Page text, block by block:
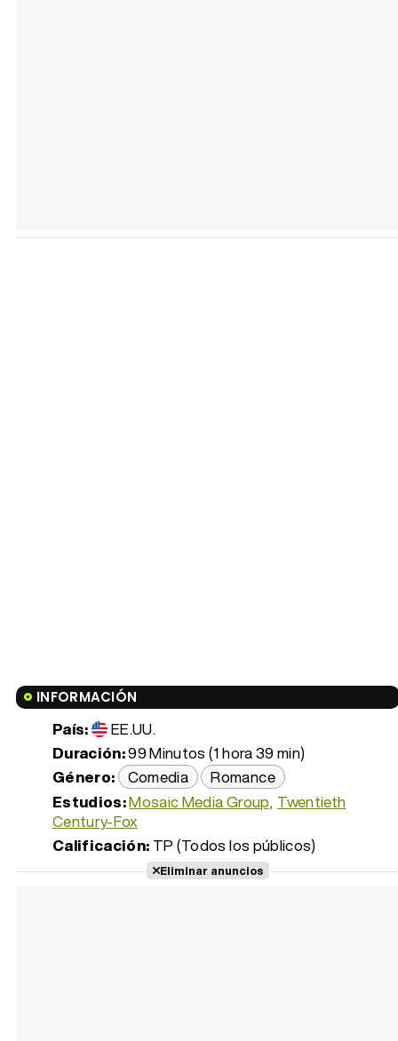
INFORMACIÓN
País:
EE.UU.
Duración:99 Minutos (1 hora 39 min)
Género: Comedia
Romance
Estudios:Mosaic Media Group Twentieth
Century-Fox
Calificación: TP (Todos los públicos)
Eliminar anuncios